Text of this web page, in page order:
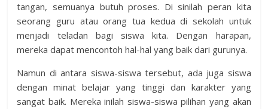
tangan, semuanya butuh proses. Di sinilah peran kita
seorang guru atau orang tua kedua di sekolah untuk
menjadi teladan bagi siswa kita. Dengan harapan,
mereka dapat mencontoh hal-hal yang baik dari gurunya.
Namun di antara siswa-siswa tersebut, ada juga siswa
dengan minat belajar yang tinggi dan karakter yang
sangat baik. Mereka inilah siswa-siswa pilihan yang akan